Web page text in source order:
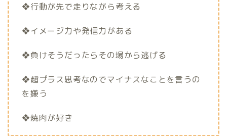
❖行動が先で走りながら考える
❖イメージ力や発信力がある
❖負けそうだったらその場から逃げる
❖超プラス思考なのでマイナスなことを言うの
を嫌う
❖焼肉が好き